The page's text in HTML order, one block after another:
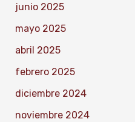
junio 2025
mayo 2025
abril 2025
febrero 2025
diciembre 2024
noviembre 2024